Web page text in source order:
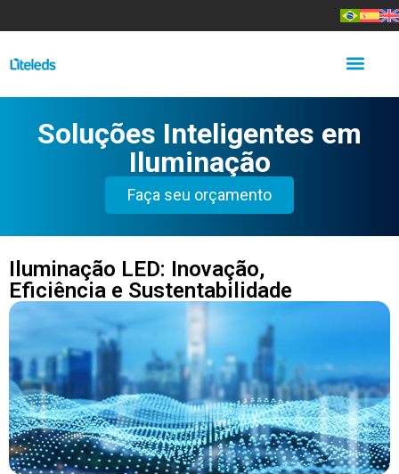
Soluções Inteligentes em
Iluminação
Faça seu orçamento
Iluminação LED: Inovação,
Eficiência e Sustentabilidade